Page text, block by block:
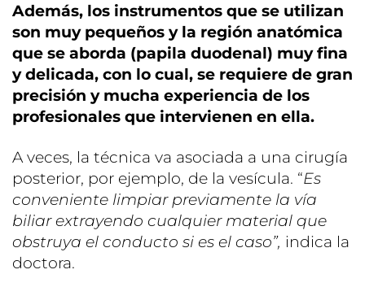
Además, los instrumentos que se utilizan
son muy pequeños y la región anatómica
que se aborda (papila duodenal) muy fina
y delicada, con lo cual, se requiere de gran
precisión y mucha experiencia de los
profesionales que intervienen en ella.
A veces, la técnica va asociada a una cirugía
posterior, por ejemplo, de la vesícula. “Es
conveniente limpiar previamente la vía
biliar extrayendo cualquier material que
obstruya el conducto si es el caso”, indica la
doctora.